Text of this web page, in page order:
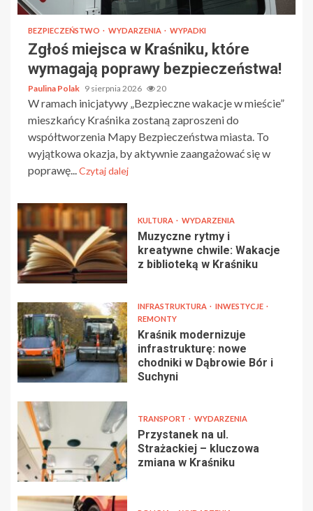
BEZPIECZEŃSTWO WYDARZENIA WYPADKI
Zgłoś miejsca w Kraśniku, które
wymagają poprawy bezpieczeństwa!
Paulina Polak 9 sierpnia 2026 20
W ramach inicjatywy „Bezpieczne wakacje w mieście”
mieszkańcy Kraśnika zostaną zaproszeni do
współtworzenia Mapy Bezpieczeństwa miasta. To
wyjątkowa okazja, by aktywnie zaangażować się w
poprawę...Czytaj dalej
KULTURA WYDARZENIA
Muzyczne rytmy i
kreatywne chwile: Wakacje
z biblioteką w Kraśniku
INFRASTRUKTURA
INWESTYCJE
REMONTY
Kraśnik modernizuje
infrastrukturę: nowe
chodniki w Dąbrowie Bór i
Suchyni
TRANSPORT WYDARZENIA
Przystanek na ul.
Strażackiej – kluczowa
zmiana w Kraśniku